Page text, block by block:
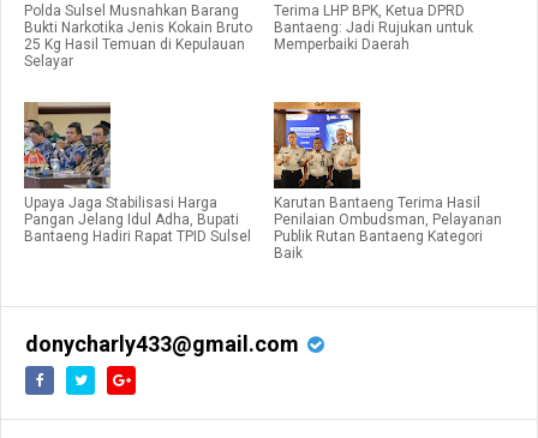
Polda Sulsel Musnahkan Barang
Bukti Narkotika Jenis Kokain Bruto
25 Kg Hasil Temuan di Kepulauan
Selayar
Terima LHP BPK, Ketua DPRD
Bantaeng: Jadi Rujukan untuk
Memperbaiki Daerah
Upaya Jaga Stabilisasi Harga
Pangan Jelang Idul Adha, Bupati
Bantaeng Hadiri Rapat TPID Sulsel
Karutan Bantaeng Terima Hasil
Penilaian Ombudsman, Pelayanan
Publik Rutan Bantaeng Kategori
Baik
donycharly433@gmail.com